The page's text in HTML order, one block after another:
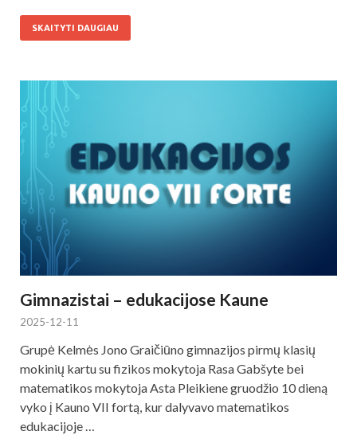
SKAITYTI DAUGIAU
Gimnazistai – edukacijose Kaune
2025-12-11
Grupė Kelmės Jono Graičiūno gimnazijos pirmų klasių
mokinių kartu su fizikos mokytoja Rasa Gabšyte bei
matematikos mokytoja Asta Pleikiene gruodžio 10 dieną
vyko į Kauno VII fortą, kur dalyvavo matematikos
edukacijoje …